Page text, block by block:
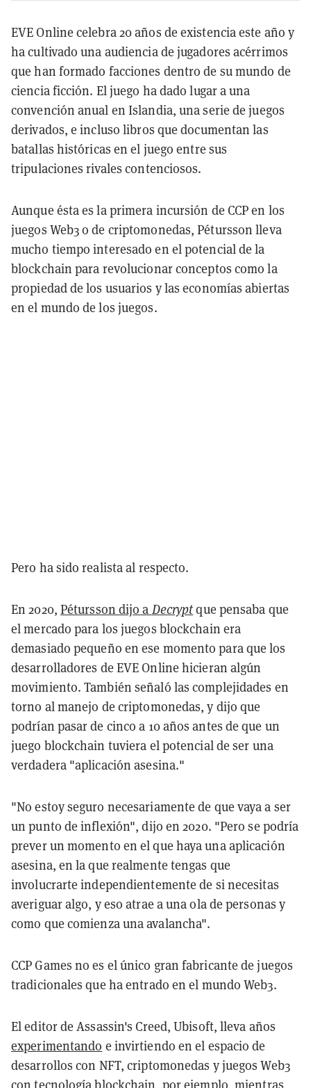
EVE Online celebra 20 años de existencia este año y
ha cultivado una audiencia de jugadores acérrimos
que han formado facciones dentro de su mundo de
ciencia ficción. El juego ha dado lugar a una
convención anual en Islandia, una serie de juegos
derivados, e incluso libros que documentan las
batallas históricas en el juego entre sus
tripulaciones rivales contenciosos.
Aunque ésta es la primera incursión de CCP en los
juegos Web3 o de criptomonedas, Pétursson lleva
mucho tiempo interesado en el potencial de la
blockchain para revolucionar conceptos como la
propiedad de los usuarios y las economías abiertas
en el mundo de los juegos.
Pero ha sido realista al respecto.
En 2020, Pétursson dijo a Decryptque pensaba que
el mercado para los juegos blockchain era
demasiado pequeño en ese momento para que los
desarrolladores de EVE Online hicieran algún
movimiento. También señaló las complejidades en
torno al manejo de criptomonedas, y dijo que
podrían pasar de cinco a 10 años antes de que un
juego blockchain tuviera el potencial de ser una
verdadera "aplicación asesina."
"No estoy seguro necesariamente de que vaya a ser
un punto de inflexión", dijo en 2020. "Pero se podría
prever un momento en el que haya una aplicación
asesina, en la que realmente tengas que
involucrarte independientemente de si necesitas
averiguar algo, y eso atrae a una ola de personas y
como que comienza una avalancha".
CCP Games no es el único gran fabricante de juegos
tradicionales que ha entrado en el mundo Web3.
El editor de Assassin's Creed, Ubisoft, lleva años
experimentando e invirtiendo en el espacio de
desarrollos con NFT, criptomonedas y juegos Web3